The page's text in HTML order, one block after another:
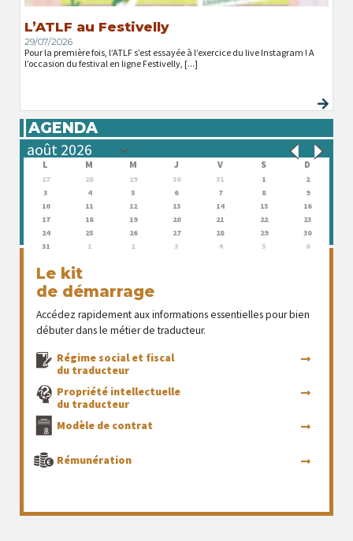
L’ATLF au Festivelly
29/07/2026
Pour la première fois, l’ATLF s’est essayée à l’exercice du live Instagram ! A
l’occasion du festival en ligne Festivelly, [...]
AGENDA
L M M J V S D
27 28 29 30 31 1
2
3
4 5 6 7 8
9
10
11 12 13 14 15
16
17
18 19 20 21 22
23
24
25 26 27 28 29
30
31
1 2 3 4 5 6
Le kit
de démarrage
Accédez rapidement aux informations essentielles pour bien
débuter dans le métier de traducteur.
Régime social et fiscal
du traducteur
Propriété intellectuelle
du traducteur
Modèle de contrat
Rémunération